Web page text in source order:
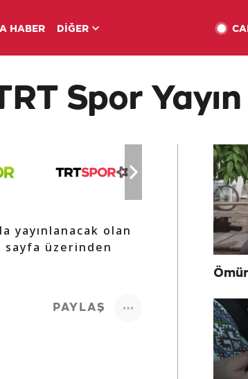
HABER DİĞER
Spor Yayın
yayınlanacak olan
sayfa üzerinden
PAYLAŞ